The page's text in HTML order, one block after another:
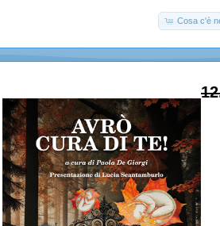
Cosa c'è